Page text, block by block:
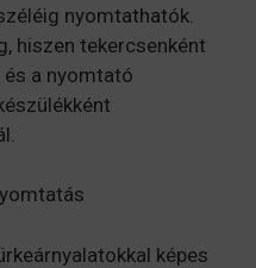
nyomtathatók.
hiszen tekercsenként
a nyomtató
képes